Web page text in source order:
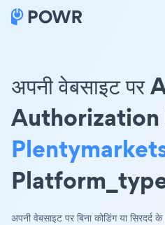
अपनी वेबसाइट
Authorization
Platform_type
अपनी वेबसाइट पर बिना कोडिंग या